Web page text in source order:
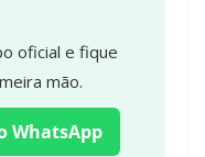
oficial e fique
mão.
WhatsApp